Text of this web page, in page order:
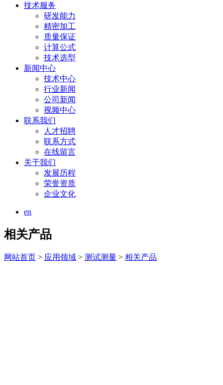
技术服务
研发能力
精密加工
质量保证
计算公式
技术选型
新闻中心
技术中心
行业新闻
公司新闻
视频中心
联系我们
人才招聘
联系方式
在线留言
关于我们
发展历程
荣誉资质
企业文化
en
相关产品
网站首页 > 应用领域 > 测试测量 > 相关产品